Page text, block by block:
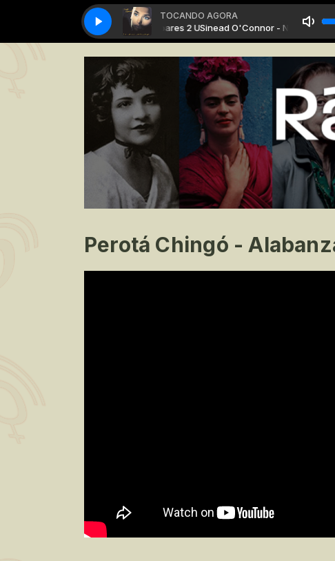
TOCANDO AGORA
Sinead O'Connor - Nothing Compares 2 USinead O'Connor - Nothing
Perotá Chingó -